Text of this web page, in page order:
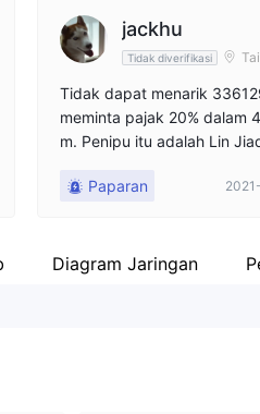
Technology Ltd
jackhu
Tidak diverifikasi
Tidak dapat menarik
meminta pajak 20% dalam
m. Penipu itu adalah Lin
Paparan
Diagram Jaringan